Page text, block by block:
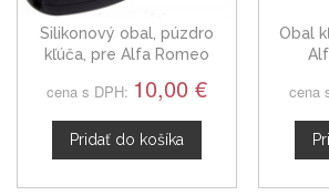
Silikonový obal, púzdro
kľúča, pre Alfa Romeo
cena s DPH: 10,00 €
Pridať do košíka
Obal
cena